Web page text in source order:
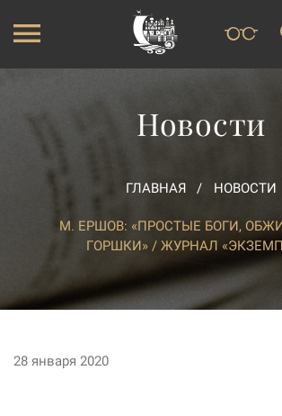
Новости
ГЛАВНАЯ НОВОСТИ
М. ЕРШОВ: «ПРОСТЫЕ БОГИ,
ГОРШКИ» / ЖУРНАЛ
28 января 2020